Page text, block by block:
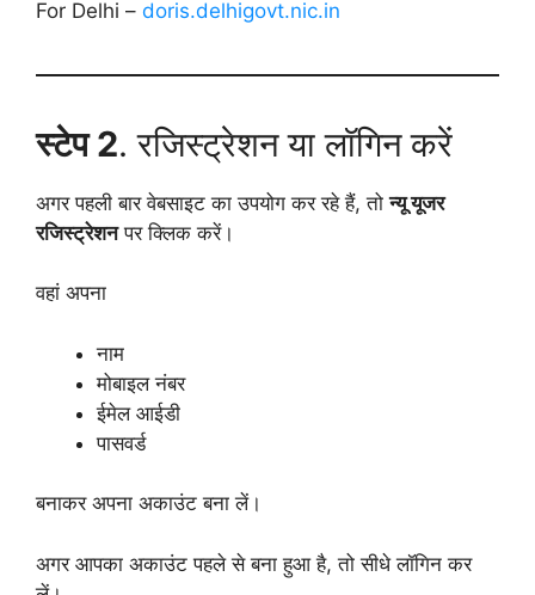
For Delhi – doris.delhigovt.nic.in
स्टेप 2. रजिस्ट्रेशन या लॉगिन करें
अगर पहली बार वेबसाइट का उपयोग कर रहे हैं, तोन्यू यूजर
रजिस्ट्रेशनपर क्लिक करें।
वहां अपना
नाम
मोबाइल नंबर
ईमेल आईडी
पासवर्ड
बनाकर अपना अकाउंट बना लें।
अगर आपका अकाउंट पहले से बना हुआ है, तो सीधे लॉगिन कर